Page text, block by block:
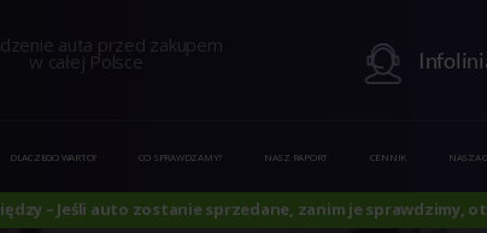
auta przed zakupem
w całej Polsce
DLACZEGO WARTO? CO SPRAWDZAMY? NASZ RAPORT CENNIK NASZA
– Jeśli auto zostanie sprzedane, zanim je sprawdzimy,